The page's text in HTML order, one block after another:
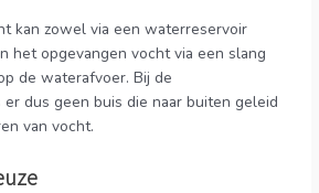
kan zowel via een waterreservoir
het opgevangen vocht via een slang
de waterafvoer. Bij de
dus geen buis die naar buiten geleid
van vocht.